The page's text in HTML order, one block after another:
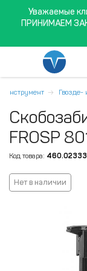
Уважаемые
ПРИНИМАЕМ
инструмент Гвозде-
FROSP
Код товара:
Нет в наличии